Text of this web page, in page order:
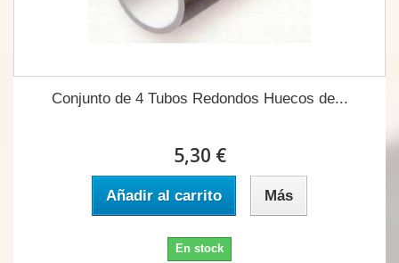
Conjunto de 4 Tubos Redondos Huecos de...
5,30 €
Añadir al carrito Más
En stock